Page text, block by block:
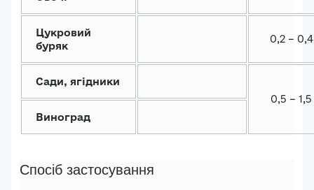
Цукровий
буряк
0,2 – 0,4
Сади, ягідники
0,5 – 1,5
Виноград
Спосіб застосування
Ваші враження*
Пароль*
Увійти